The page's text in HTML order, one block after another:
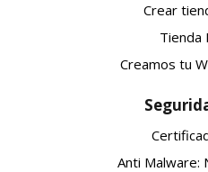
Crear
Tienda
Creamos tu
Anti Malware: